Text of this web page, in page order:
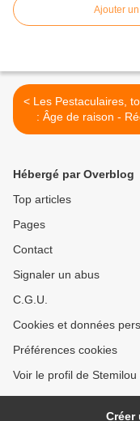
Ajouter
< Les Pestaculaires, tome 3
: Âge de raison -
Hautière & Arnaud
Hébergé par Overblog
Top articles
Pages
Contact
Signaler un abus
C.G.U.
Cookies et données
Préférences cookies
Voir le profil de
Créer